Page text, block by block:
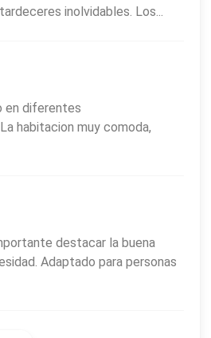
quienes visitanVilla de Merlo
inolvidables. Los...
en diferentes
habitacion muy comoda,
destacar la buena
Adaptado para personas